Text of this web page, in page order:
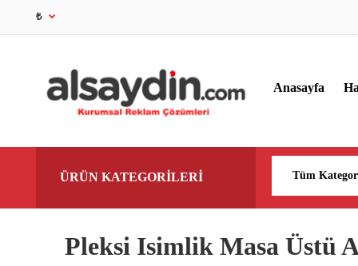
₺
Anasayfa
ÜRÜN KATEGORİLERİ
Pleksi Isimlik Masa Üstü